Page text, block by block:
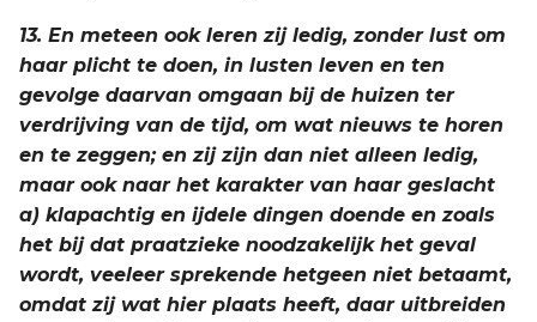
13. En meteen ook leren zij ledig, zonder lust om
haar plicht te doen, in lusten leven en ten
gevolge daarvan omgaan bij de huizen ter
verdrijving van de tijd, om wat nieuws te horen
en te zeggen; en zij zijn dan niet alleen ledig,
maar ook naar het karakter van haar geslacht
a) klapachtig en ijdele dingen doende en zoals
het bij dat praatzieke noodzakelijk het geval
wordt, veeleer sprekende hetgeen niet betaamt,
omdat zij wat hier plaats heeft, daar uitbreiden